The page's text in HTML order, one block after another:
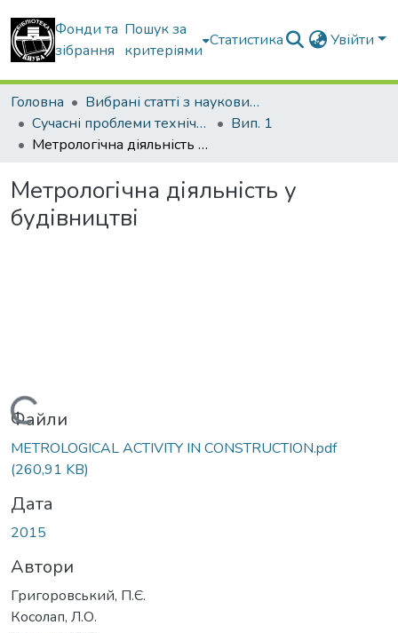
Фонди та
зібрання
Пошук за
критеріями
Статистика Увійти
Головна
Вибрані статті з наукових збірників КНУБА
Сучасні проблеми технічного регулювання у будівництві
Вип. 1
Метрологічна діяльність у будівництві
Метрологічна діяльність у
будівництві
Вантажиться...
Файли
METROLOGICAL ACTIVITY IN CONSTRUCTION.pdf
(260,91 KB)
Дата
2015
Автори
Григоровський, П.Є.
Косолап, Л.О.